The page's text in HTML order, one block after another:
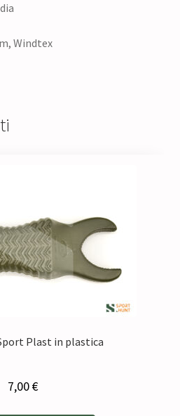
Windtex
Plast in plastica
7,00€